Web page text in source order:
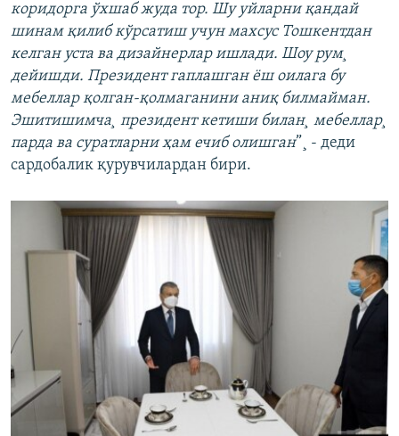
коридорга ўхшаб жуда тор. Шу уйларни қандай
шинам қилиб кўрсатиш учун махсус Тошкентдан
келган уста ва дизайнерлар ишлади. Шоу рум¸
дейишди. Президент гаплашган ëш оилага бу
мебеллар қолган-қолмаганини аниқ билмайман.
Эшитишимча¸ президент кетиши билан¸ мебеллар¸
парда ва суратларни ҳам ечиб олишган”¸ - деди
сардобалик қурувчилардан бири.